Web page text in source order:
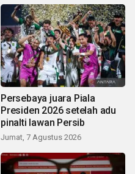
Persebaya juara Piala
Presiden 2026 setelah adu
pinalti lawan Persib
Jumat, 7 Agustus 2026